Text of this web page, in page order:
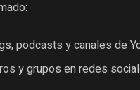
podcasts y canales de
y grupos en redes